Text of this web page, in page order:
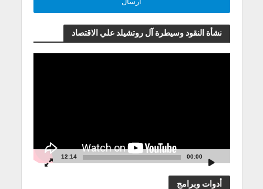
نشأة النقود وسيطرة آل روتشيلد علي الاقتصاد
00:00
12:14
أدوات وبرامج